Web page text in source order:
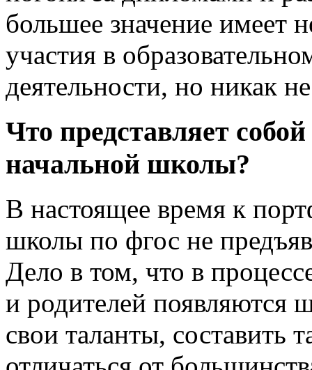
большее значение имеет
участия в
деятельности, но никак не
Что представляет
начальной школы?
В настоящее время к
школы по фгос не
Дело в том, что в
и родителей появляются
свои таланты, составить